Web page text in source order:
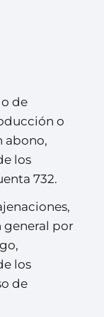
de
o
abono,
los
732.
general por
los
de